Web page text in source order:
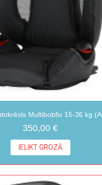
Multibobfix 15-36 kg
350,00 €
IELIKT GROZĀ